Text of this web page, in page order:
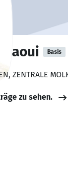
Basis
ZENTRALE
zu sehen.